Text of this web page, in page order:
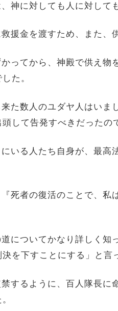
神に対しても人に対して
援金を渡すため、また、
ってから、神殿で供え
た。
た数人のユダヤ人はいま
して告発すべきだったの
いる人たち自身が、最
死者の復活のことで、私
についてかなり詳しく知
を下すことにする」と言
するように、百人隊長に